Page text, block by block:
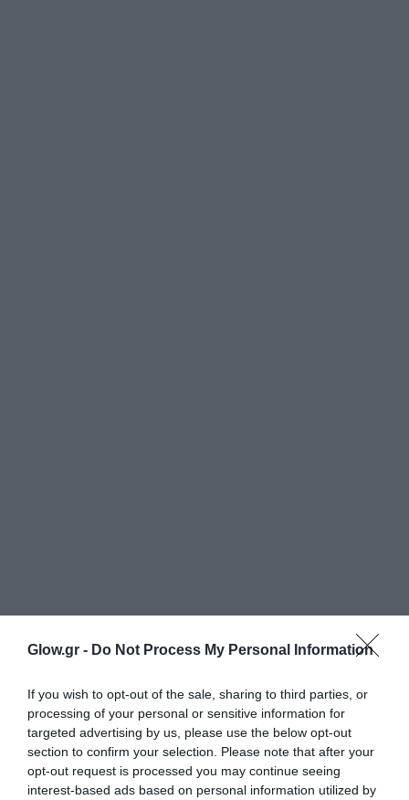
Glow.gr - Do Not Process My Personal Information
If you wish to opt-out of the sale, sharing to third parties, or
processing of your personal or sensitive information for
targeted advertising by us, please use the below opt-out
section to confirm your selection. Please note that after your
opt-out request is processed you may continue seeing
interest-based ads based on personal information utilized by